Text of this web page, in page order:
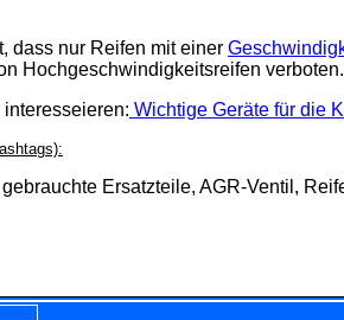
dass nur Reifen mit einer
Hochgeschwindigkeitsreifen verboten.
Wichtige Geräte für die
Ersatzteile, AGR-Ventil,